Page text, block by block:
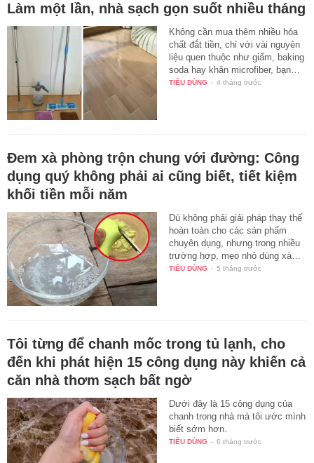
Làm một lần, nhà sạch gọn suốt nhiều tháng
Không cần mua thêm nhiều hóa
chất đắt tiền, chỉ với vài nguyên
liệu quen thuộc như giấm, baking
soda hay khăn microfiber, bạn…
TIÊU DÙNG - 4 tháng trước
Đem xà phòng trộn chung với đường: Công
dụng quý không phải ai cũng biết, tiết kiệm
khối tiền mỗi năm
Dù không phải giải pháp thay thế
hoàn toàn cho các sản phẩm
chuyên dụng, nhưng trong nhiều
trường hợp, mẹo nhỏ dùng xà…
TIÊU DÙNG - 5 tháng trước
Tôi từng để chanh mốc trong tủ lạnh, cho
đến khi phát hiện 15 công dụng này khiến cả
căn nhà thơm sạch bất ngờ
Dưới đây là 15 công dụng của
chanh trong nhà mà tôi ước mình
biết sớm hơn.
TIÊU DÙNG - 6 tháng trước